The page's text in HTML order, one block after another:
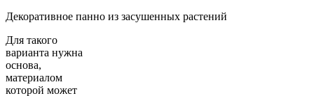
Декоративное панно из засушенных растений
Для такого
варианта нужна
основа,
материалом
которой может